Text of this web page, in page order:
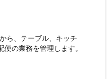
ら、テーブル、キッチ
の業務を管理します。